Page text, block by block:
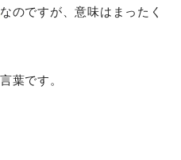
なのですが、意味はまったく
葉です。